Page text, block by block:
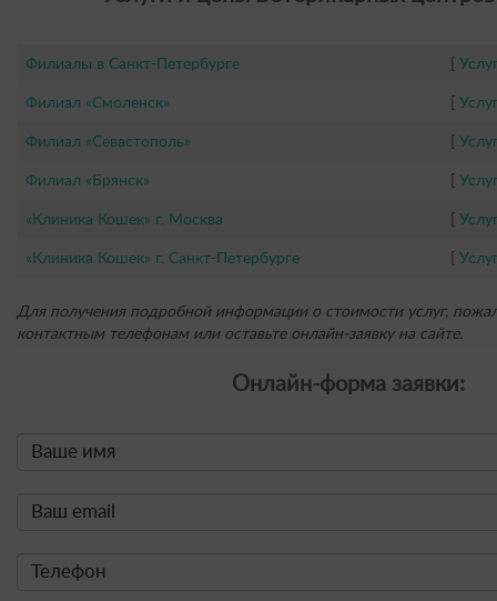
Филиалы в Санкт-Петербурге
Филиал «Смоленск»
Филиал «Севастополь»
Филиал «Брянск»
«Клиника Кошек» г. Москва
«Клиника Кошек» г. Санкт-Петербурге
Для получения подробной информации о стоимости услуг,
контактным телефонам или оставьте онлайн-заявку на сайте.
Онлайн-форма заявки: